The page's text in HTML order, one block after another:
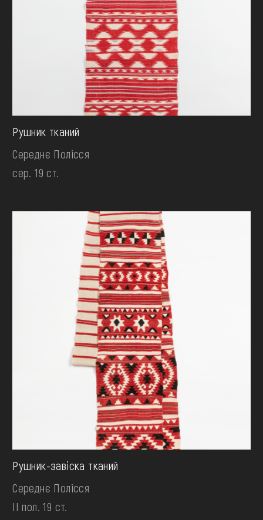
Рушник тканий
Середнє Полісся
сер. 19 ст.
Рушник-завiска тканий
Середнє Полісся
II пол. 19 ст.